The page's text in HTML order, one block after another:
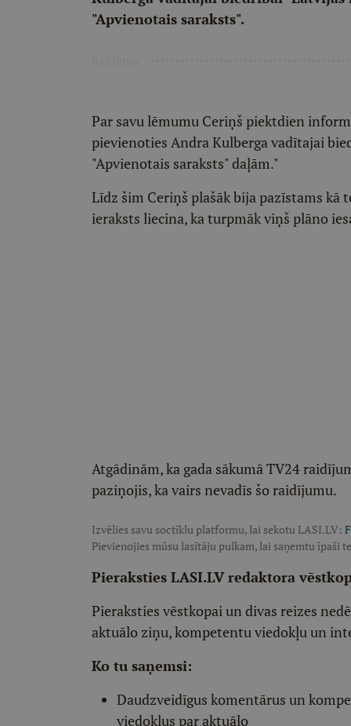
"Apvienotais saraksts".
Par savu lēmumu Ceriņš piektdien
pievienoties Andra Kulberga vadītajai
"Apvienotais saraksts" daļām."
Līdz šim Ceriņš plašāk bija pazīstams kā
ieraksts liecina, ka turpmāk viņš plāno
Atgādinām, ka gada sākumā TV24
paziņojis, ka vairs nevadīs šo raidījumu.
Izvēlies savu soctīklu platformu, lai sekotu LASI.LV:
Pievienojies mūsu lasītāju pulkam, lai saņemtu īpaši
Pieraksties LASI.LV redaktora
Pieraksties vēstkopai un divas reizes
aktuālo ziņu, kompetentu viedokļu un
Ko tu saņemsi:
Daudzveidīgus komentārus un
viedokļus par aktuālo